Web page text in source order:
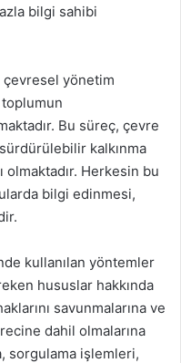
bilgi sahibi
çevresel yönetim
toplumun
Bu süreç, çevre
kalkınma
olmaktadır. Herkesin bu
bilgi edinmesi,
kullanılan yöntemler
hususlar hakkında
savunmalarına ve
dahil olmalarına
sorgulama işlemleri,